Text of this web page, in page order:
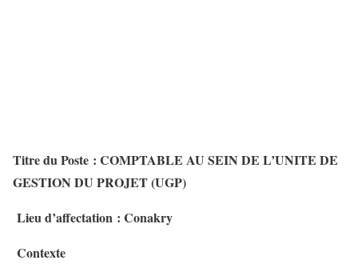
Titre du Poste : COMPTABLE AU SEIN DE L’UNITE DE
GESTION DU PROJET (UGP)
Lieu d’affectation : Conakry
Contexte